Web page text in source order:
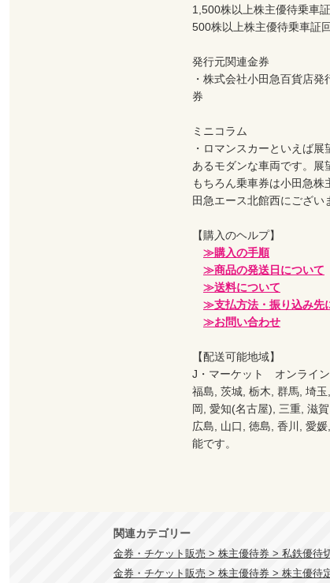
1,500株以上株主優待乗車
500株以上株主優待乗車証
発行元関連金券
・株式会社小田急百貨店
券
ミニコラム
・ロマンスカーといえば
あるモダンな車両です。展
もちろん乗車券は小田急
田急エース北館西にござい
【購入のヘルプ】
≫購入の手順
≫商品の発送日について
≫送料について
≫支払方法・振り込み先
≫お問い合わせ
【配送可能地域】
J・マーケット　オンライ
福島, 茨城, 栃木, 群馬, 埼
岡, 愛知(名古屋), 三重, 滋
広島, 山口, 徳島, 香川, 愛
能です。
関連カテゴリー
金券・チケット販売 > 株主優待券 > 私鉄優
金券・チケット販売 > 株主優待券 > 株主優待